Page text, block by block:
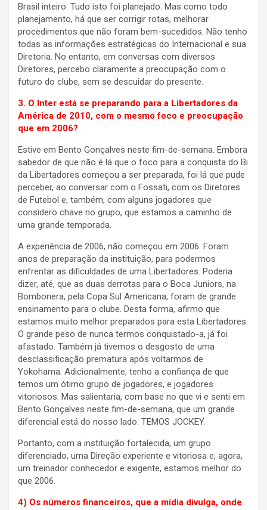
Brasil inteiro. Tudo isto foi planejado. Mas como todo
planejamento, há que ser corrigir rotas, melhorar
procedimentos que não foram bem-sucedidos. Não tenho
todas as informações estratégicas do Internacional e sua
Diretoria. No entanto, em conversas com diversos
Diretores, percebo claramente a preocupação com o
futuro do clube, sem se descuidar do presente.
3. O Inter está se preparando para a Libertadores da
América de 2010, com o mesmo foco e preocupação
que em 2006?
Estive em Bento Gonçalves neste fim-de-semana. Embora
sabedor de que não é lá que o foco para a conquista do Bi
da Libertadores começou a ser preparada, foi lá que pude
perceber, ao conversar com o Fossati, com os Diretores
de Futebol e, também, com alguns jogadores que
considero chave no grupo, que estamos a caminho de
uma grande temporada.
A experiência de 2006, não começou em 2006. Foram
anos de preparação da instituição, para podermos
enfrentar as dificuldades de uma Libertadores. Poderia
dizer, até, que as duas derrotas para o Boca Juniors, na
Bombonera, pela Copa Sul Americana, foram de grande
ensinamento para o clube. Desta forma, afirmo que
estamos muito melhor preparados para esta Libertadores.
O grande peso de nunca termos conquistado-a, já foi
afastado. Também já tivemos o desgosto de uma
desclassificação prematura após voltarmos de
Yokohama. Adicionalmente, tenho a confiança de que
temos um ótimo grupo de jogadores, e jogadores
vitoriosos. Mas salientaria, com base no que vi e senti em
Bento Gonçalves neste fim-de-semana, que um grande
diferencial está do nosso lado: TEMOS JOCKEY.
Portanto, com a instituição fortalecida, um grupo
diferenciado, uma Direção experiente e vitoriosa e, agora,
um treinador conhecedor e exigente, estamos melhor do
que 2006.
4) Os números financeiros, que a mídia divulga, onde